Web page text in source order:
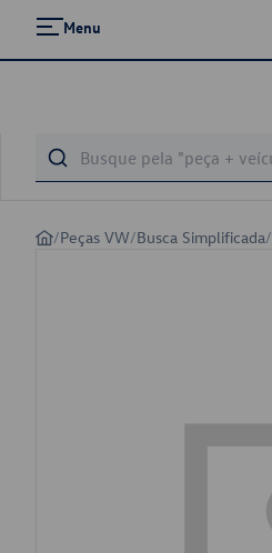
Menu
/Peças VW/Busca Simplificada/